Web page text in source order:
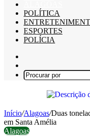
POLÍTICA
ESPORTES
POLÍCIA
skin
Início/Alagoas/Duas
em Santa Amélia
Alagoas